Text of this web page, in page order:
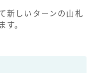
新しいターンの山札
す。